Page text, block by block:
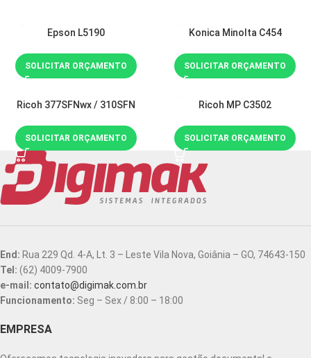
Epson L5190
SOLICITAR ORÇAMENTO
Konica Minolta C454
SOLICITAR ORÇAMENTO
Ricoh 377SFNwx / 310SFN
SOLICITAR ORÇAMENTO
Ricoh MP C3502
SOLICITAR ORÇAMENTO
End: Rua 229 Qd. 4-A, Lt. 3 – Leste Vila Nova, Goiânia – GO, 74643-150
Tel: (62) 4009-7900
e-mail: contato@digimak.com.br
Funcionamento: Seg – Sex / 8:00 – 18:00
EMPRESA